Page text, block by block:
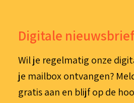
Digitale nieuwsbrief
Wil je regelmatig onze
je mailbox ontvangen?
gratis aan en blijf op de